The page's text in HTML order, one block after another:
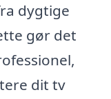
dygtige
gør det
dit tv